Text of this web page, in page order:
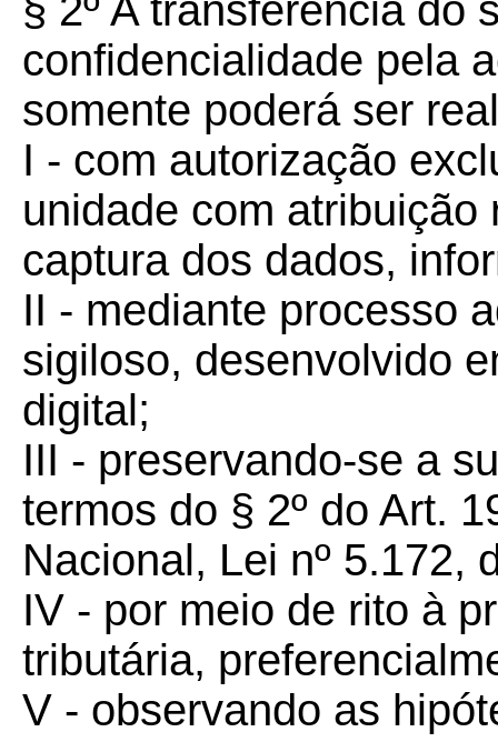
§ 2º A transferência do
confidencialidade pela
somente poderá ser
I - com autorização
unidade com
captura dos dados,
II - mediante processo
sigiloso, desenvolvido
digital;
III - preservando-se a
termos do § 2º do Art.
Nacional, Lei nº 5.172,
IV - por meio de rito à
tributária,
V - observando as